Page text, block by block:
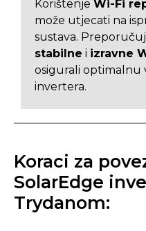
Korištenje Wi-Fi
može utjecati na
sustava.
stabilne i izravne
osigurali optimalnu
invertera.
Koraci za
SolarEdge
Trydanom: